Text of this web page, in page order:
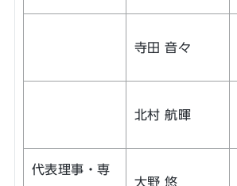
寺田 音々
北村 航暉
代表理事・専
大野 悠